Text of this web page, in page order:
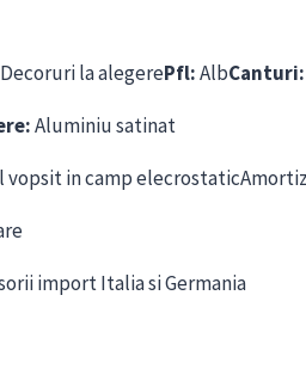
Decoruri la alegerePfl:AlbCanturi:
Aluminiu satinat
vopsit in camp
import Italia si Germania